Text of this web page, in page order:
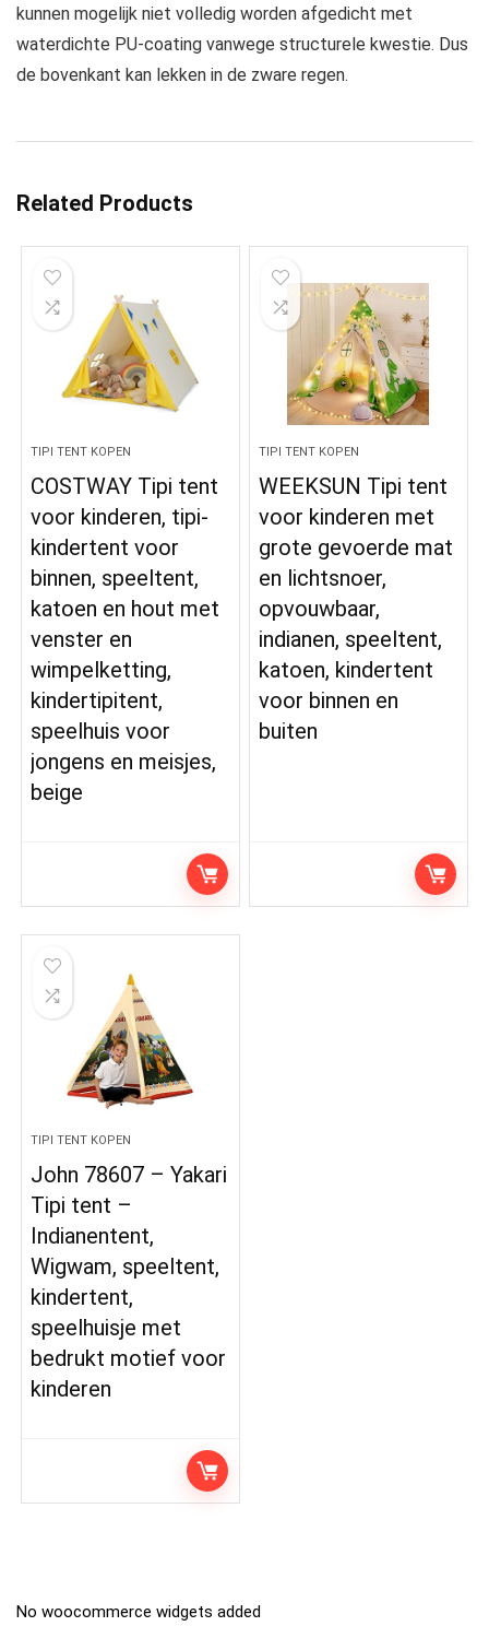
kunnen mogelijk niet volledig worden afgedicht met
waterdichte PU-coating vanwege structurele kwestie. Dus
de bovenkant kan lekken in de zware regen.
Related Products
TIPI TENT KOPEN
COSTWAY Tipi tent
voor kinderen, tipi-
kindertent voor
binnen, speeltent,
katoen en hout met
venster en
wimpelketting,
kindertipitent,
speelhuis voor
jongens en meisjes,
beige
TIPI TENT KOPEN
WEEKSUN Tipi tent
voor kinderen met
grote gevoerde mat
en lichtsnoer,
opvouwbaar,
indianen, speeltent,
katoen, kindertent
voor binnen en
buiten
TIPI TENT KOPEN
John 78607 – Yakari
Tipi tent –
Indianentent,
Wigwam, speeltent,
kindertent,
speelhuisje met
bedrukt motief voor
kinderen
No woocommerce widgets added